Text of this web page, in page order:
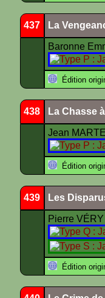
437 La
Baronne
Édition
438 La Chasse
Jean
Édition
439 Les
Pierre VÉRY
Édition